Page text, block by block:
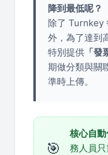
降到最低呢？
除了 Turnkey
外，為了達到
特別提供 「
期做分類與關
準時上傳。
🎯
核心自動
務人員